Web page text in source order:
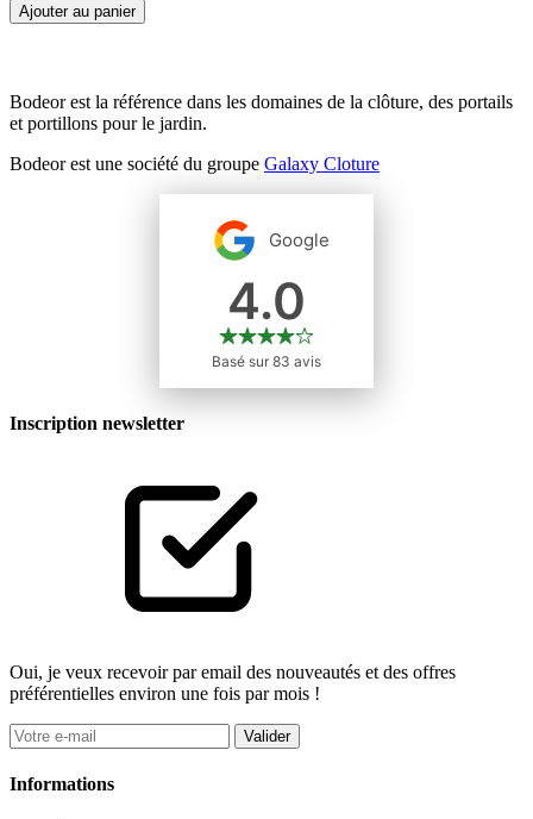
Ajouter au panier
Bodeor est la référence dans les domaines de la clôture, des portails
et portillons pour le jardin.
Bodeor est une société du groupe Galaxy Cloture
Inscription newsletter
Oui, je veux recevoir par email des nouveautés et des offres
préférentielles environ une fois par mois !
Valider
Informations